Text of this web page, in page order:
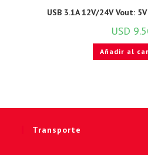
USB 3.1A 12V/24V Vout:
USD
Añadir al
Transporte